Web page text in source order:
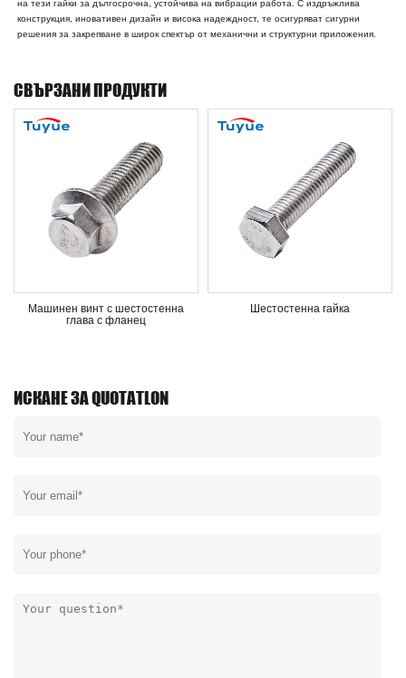
на тези гайки за дългосрочна, устойчива на вибрации работа. С издръжлива
конструкция, иновативен дизайн и висока надеждност, те осигуряват сигурни
решения за закрепване в широк спектър от механични и структурни приложения.
СВЪРЗАНИ ПРОДУКТИ
Машинен винт с шестостенна
глава с фланец
Шестостенна гайка
ИСКАНЕ ЗА QUOTATLON